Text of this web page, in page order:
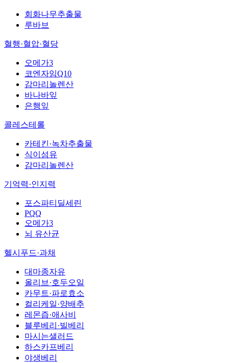
회화나무추출물
루바브
혈행·혈압·혈당
오메가3
코엔자임Q10
감마리놀렌산
바나바잎
은행잎
콜레스테롤
카테킨·녹차추출물
식이섬유
감마리놀렌산
기억력·인지력
포스파티딜세린
PQQ
오메가3
뇌 유산균
헬시푸드·과채
대마종자유
올리브·호두오일
카무트·파로효소
컬리케일·양배추
레몬즙·애사비
블루베리·빌베리
마시는샐러드
하스카프베리
야생베리